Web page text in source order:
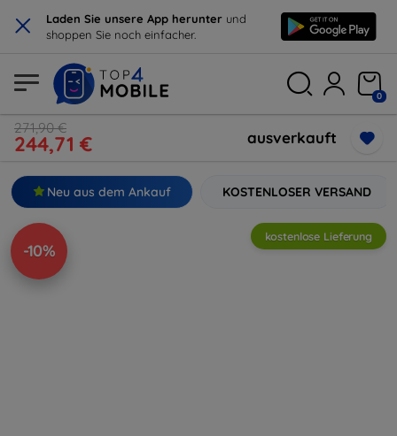
× Laden Sie unsere App herunter und
shoppen Sie noch einfacher.
0
271,90 €
244,71 € ausverkauft
Neu aus dem Ankauf KOSTENLOSER VERSAND
-10%
kostenlose Lieferung